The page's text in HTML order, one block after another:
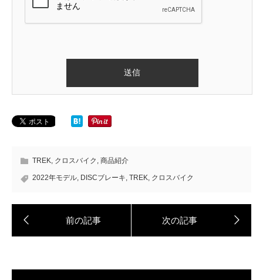
TREK クロスバイク 商品紹介
2022年モデル DISCブレーキ TREK クロスバイク